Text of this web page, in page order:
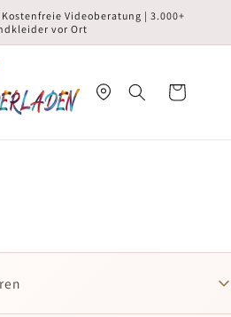
Videoberatung | 3.000+
vor Ort
Warenkorb